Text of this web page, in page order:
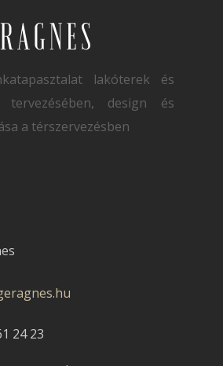
lakóterek és
design és
a térszervezésben
24 23